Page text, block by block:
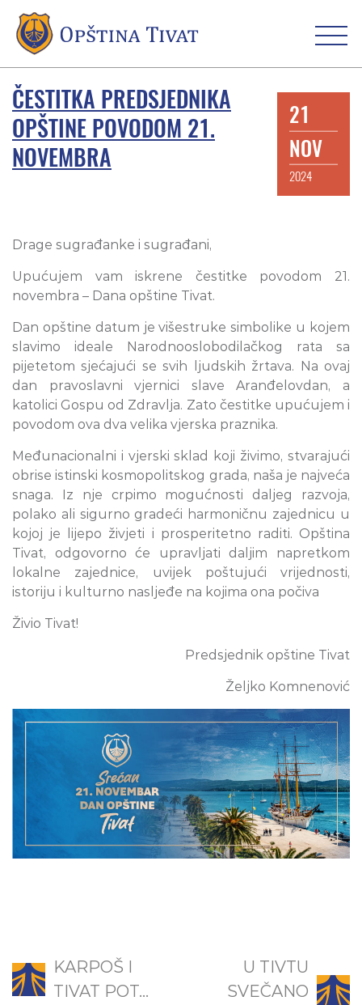
ČESTITKA PREDSJEDNIKA
OPŠTINE POVODOM 21.
NOVEMBRA
21
NOV
2024
Drage sugrađanke i sugrađani,
Upućujem vam iskrene čestitke povodom 21.
novembra – Dana opštine Tivat.
Dan opštine datum je višestruke simbolike u kojem
slavimo ideale Narodnooslobodilačkog rata sa
pijetetom sjećajući se svih ljudskih žrtava. Na ovaj
dan pravoslavni vjernici slave Aranđelovdan, a
katolici Gospu od Zdravlja. Zato čestitke upućujem i
povodom ova dva velika vjerska praznika.
Međunacionalni i vjerski sklad koji živimo, stvarajući
obrise istinski kosmopolitskog grada, naša je najveća
snaga. Iz nje crpimo mogućnosti daljeg razvoja,
polako ali sigurno gradeći harmoničnu zajednicu u
kojoj je lijepo živjeti i prosperitetno raditi. Opština
Tivat, odgovorno će upravljati daljim napretkom
lokalne zajednice, uvijek poštujući vrijednosti,
istoriju i kulturno nasljeđe na kojima ona počiva
Živio Tivat!
Predsjednik opštine Tivat
Željko Komnenović
KARPOŠ I
TIVAT POT...
U TIVTU
SVEČANO